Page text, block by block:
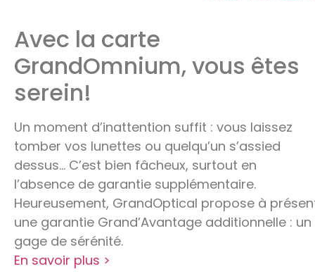
Avec la carte
GrandOmnium, vous êtes
serein!
Un moment d’inattention suffit : vous laissez
tomber vos lunettes ou quelqu’un s’assied
dessus… C’est bien fâcheux, surtout en
l’absence de garantie supplémentaire.
Heureusement, GrandOptical propose à
une garantie Grand’Avantage additionnelle : un
gage de sérénité.
En savoir plus >